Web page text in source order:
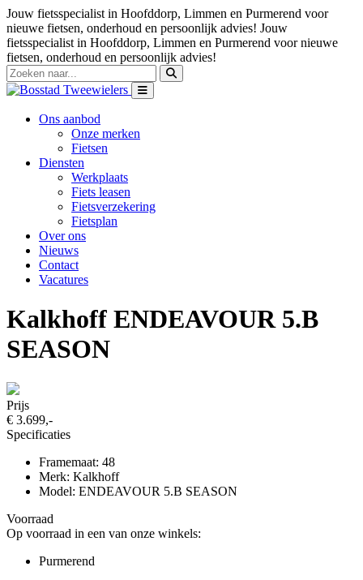
Jouw fietsspecialist in Hoofddorp, Limmen en Purmerend voor
nieuwe fietsen, onderhoud en persoonlijk advies! Jouw
fietsspecialist in Hoofddorp, Limmen en Purmerend voor nieuwe
fietsen, onderhoud en persoonlijk advies!
Ons aanbod
Onze merken
Fietsen
Diensten
Werkplaats
Fiets leasen
Fietsverzekering
Fietsplan
Over ons
Nieuws
Contact
Vacatures
Kalkhoff ENDEAVOUR 5.B
SEASON
Prijs
€ 3.699,-
Specificaties
Framemaat: 48
Merk: Kalkhoff
Model: ENDEAVOUR 5.B SEASON
Voorraad
Op voorraad in een van onze winkels:
Purmerend